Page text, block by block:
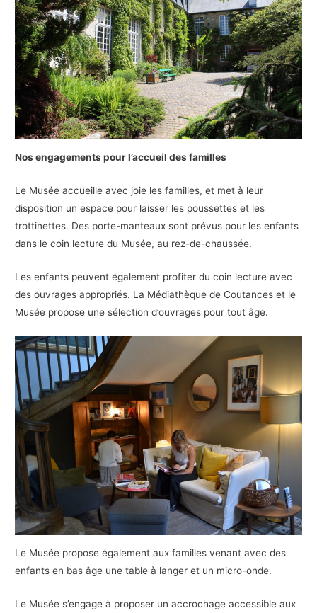
Nos engagements pour l’accueil des familles
Le Musée accueille avec joie les familles, et met à leur
disposition un espace pour laisser les poussettes et les
trottinettes. Des porte-manteaux sont prévus pour les enfants
dans le coin lecture du Musée, au rez-de-chaussée.
Les enfants peuvent également profiter du coin lecture avec
des ouvrages appropriés. La Médiathèque de Coutances et le
Musée propose une sélection d’ouvrages pour tout âge.
Le Musée propose également aux familles venant avec des
enfants en bas âge une table à langer et un micro-onde.
Le Musée s’engage à proposer un accrochage accessible aux